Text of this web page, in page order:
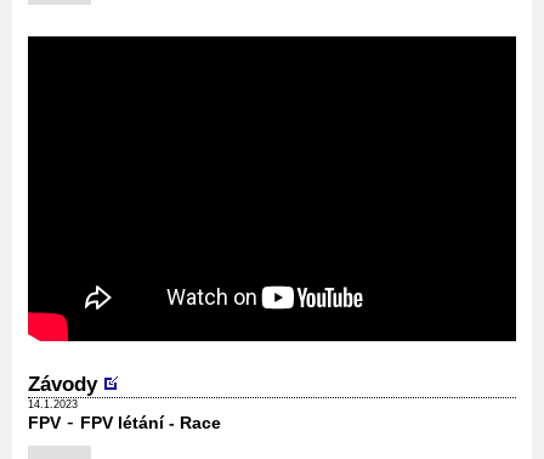
Závody
14.1.2023
FPV - FPV létání - Race